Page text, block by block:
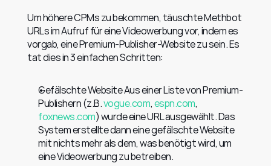
Um höhere CPMs zu bekommen, täuschte Methbot
URLs im Aufruf für eine Videowerbung vor, indem es
vorgab, eine Premium-Publisher-Website zu sein. Es
tat dies in 3 einfachen Schritten:
Gefälschte Website Aus einer Liste von Premium-
Publishern (z.B. vogue.com, espn.com
foxnews.com) wurde eine URL ausgewählt. Das
System erstellte dann eine gefälschte Website
mit nichts mehr als dem, was benötigt wird, um
eine Videowerbung zu betreiben.